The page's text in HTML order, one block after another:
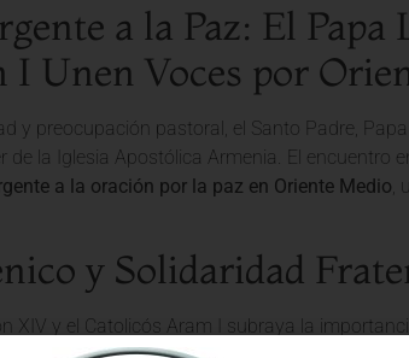
a la Paz: El Papa
I Unen Voces por
y preocupación pastoral, el Santo Padre,
de la Iglesia Apostólica Armenia. El encuentro
a la oración por la paz en Oriente Medio
y Solidaridad
XIV y el Catolicós Aram I subraya la